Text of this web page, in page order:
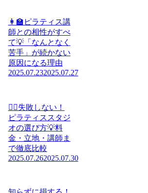
👩‍🏫ピラティス講
師との相性がすべ
て💡「なんとなく
苦手」が続かない
原因になる理由
2025.07.232025.07.27
🧘‍♀️失敗しない！
ピラティススタジ
オの選び方💡料
金・立地・講師ま
で徹底比較
2025.07.262025.07.30